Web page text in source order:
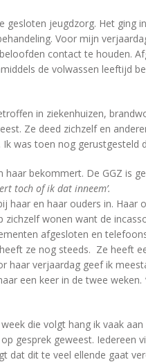
gesloten jeugdzorg. Het ging
Voor mijn
contact te houden.
de volwassen leeftijd
in ziekenhuizen,
Ze deed zichzelf en
was toen nog gerustgesteld
bekommert. De GGZ is
toch of ik dat inneem’.
haar en haar ouders in. Haar
wonen want de
afgesloten en
ze nog steeds. Ze heeft
haar verjaardag geef ik
een keer in de twee weken.
die volgt hang ik vaak
gesprek geweest. Iedereen
dat dit te veel ellende gaat